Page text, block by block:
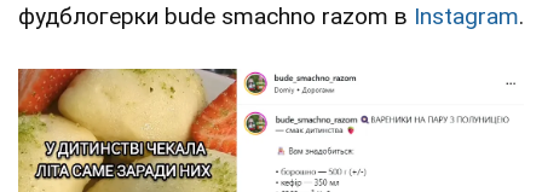
фудблогерки bude smachno razom в Instagram.